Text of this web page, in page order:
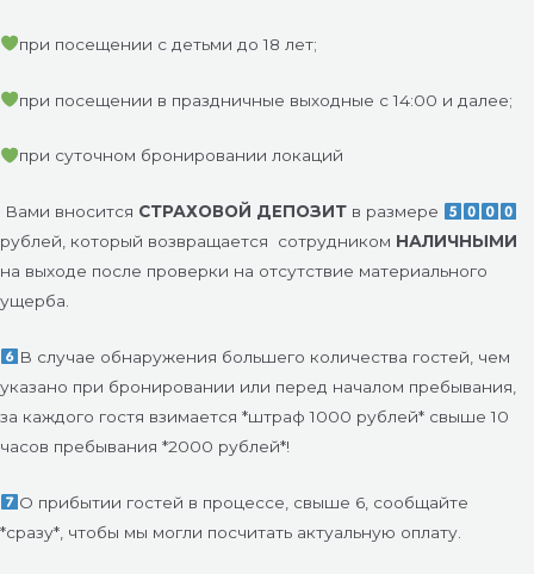
при посещении с детьми до 18 лет;
при посещении в праздничные выходные с 14:00 и далее;
при суточном бронировании локаций
Вами вносится СТРАХОВОЙ ДЕПОЗИТ в размере
рублей, который возвращается
сотрудником НАЛИЧНЫМИ
на выходе после проверки на отсутствие материального
ущерба.
В случае обнаружения большего количества гостей, чем
указано при бронировании или перед началом пребывания,
за каждого гостя взимается *штраф 1000 рублей* свыше 10
часов пребывания *2000 рублей*!
О прибытии гостей в процессе, свыше 6, сообщайте
*сразу*, чтобы мы могли посчитать актуальную оплату.